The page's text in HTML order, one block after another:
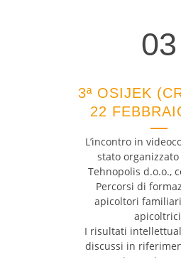
03
3ª OSIJEK
22
L’incontro in
stato organizzato
Tehnopolis d.o.o.,
Percorsi di
apicoltori
I risultati
discussi in